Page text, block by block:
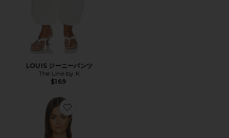
LOUIS ジーニーパンツ
The Line by K
$169
Favorite JEMMA トップ